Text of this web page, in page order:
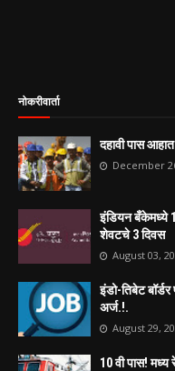
नोकरीवार्ता
दहावी पास
December
इंडियन बँकेमध्ये
शेवटचे 3 दिवस
August 03,
इंडो-तिबेट
अर्ज.!.
August 29,
10 वी पास!